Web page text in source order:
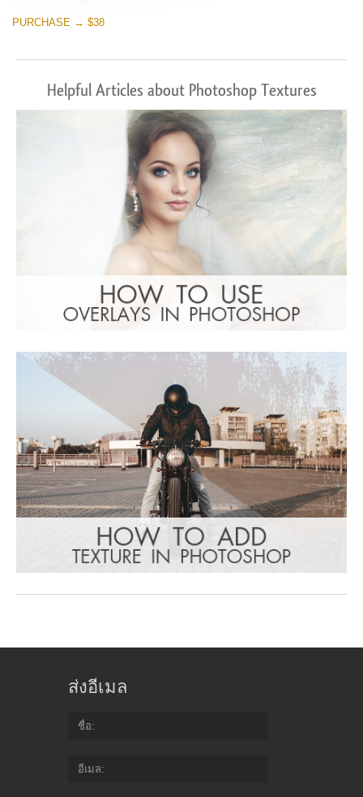
PURCHASE → $38
Helpful Articles about Photoshop Textures
ส่งอีเมล
ชื่อ
อีเมล